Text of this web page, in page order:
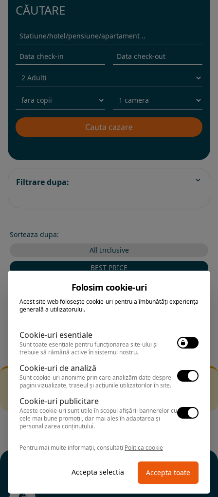
CĂUTARE
Filtrare dupa:
Sorteaza dupa:
All Inclusive
BEST PRICE
Exclusiv Paradis
Stele 1-5
Filtrarea nu a returnat niciun rezultat
Incearca sa folosesti o cautarea mai generala sau alege
alte fitre.
Folosim cookie-uri
Acest site web folosește cookie-uri pentru a îmbunătăți experiența
generală a utilizatorului.
Cookie-uri esentiale
Sunt toate esențiale pentru funcționarea site-ului și
trebuie să rămână active în sistemul nostru.
Cookie-uri de analiză
Sunt cookie-uri anonime prin care analizăm date despre
pagini vizualizate, traseul și acțiunile utilizatorilor în site.
Cookie-uri publicitare
Aceste cookie-uri sunt utile în scopul afișării bannerelor cu
cele mai bune promoții, dar mai ales în adaptarea și
personalizarea conținutului.
Pentru mai multe informații, consultați Politica cookie
Accepta selectia Accepta toate